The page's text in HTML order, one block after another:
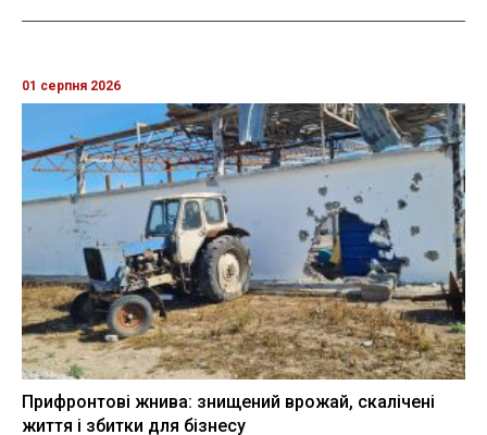
01 серпня 2026
Прифронтові жнива: знищений врожай, скалічені
життя і збитки для бізнесу